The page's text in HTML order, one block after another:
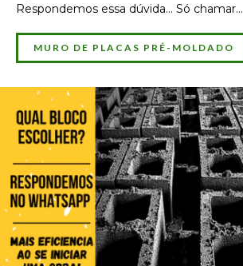
Respondemos essa dúvida... Só chamar...
MURO DE PLACAS PRÉ-MOLDADO